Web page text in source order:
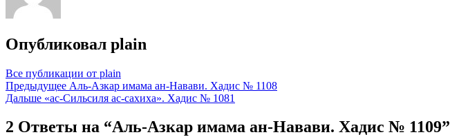
Опубликовал plain
Все публикации от plain
Навигация
по
записям
Предыдущее Аль-Азкар имама ан-Навави. Хадис № 1108
Дальше «ас-Сильсиля ас-сахиха». Хадис № 1081
2 Ответы на “Аль-Азкар имама ан-Навави. Хадис № 1109”